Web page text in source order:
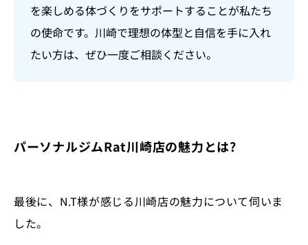
を楽しめる体づくりをサポートすることが私たち
の使命です。川崎で理想の体型と自信を手に入れ
たい方は、ぜひ一度ご相談ください。
パーソナルジムRat川崎店の魅力とは?
最後に、N.T様が感じる川崎店の魅力について伺いま
した。